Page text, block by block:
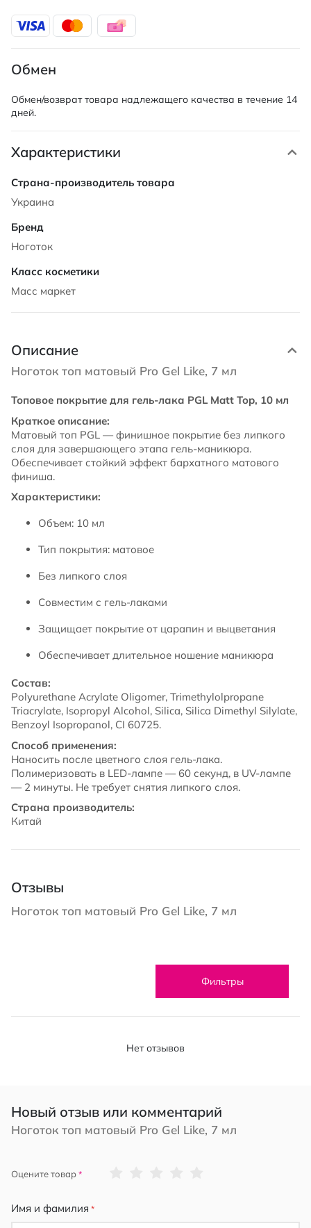
Обмен
Обмен/возврат товара надлежащего качества в течение 14
дней.
Характеристики
Характеристики
Украина
Ноготок
Масс маркет
Описание
Ноготок топ матовый Pro Gel Like, 7 мл
Топовое покрытие для гель-лака PGL Matt Top, 10 мл
Краткое описание:
Матовый топ PGL — финишное покрытие без липкого
слоя для завершающего этапа гель-маникюра.
Обеспечивает стойкий эффект бархатного матового
финиша.
Характеристики:
Объем: 10 мл
Тип покрытия: матовое
Без липкого слоя
Совместим с гель-лаками
Защищает покрытие от царапин и выцветания
Обеспечивает длительное ношение маникюра
Состав:
Polyurethane Acrylate Oligomer, Trimethylolpropane
Triacrylate, Isopropyl Alcohol, Silica, Silica Dimethyl Silylate,
Benzoyl Isopropanol, CI 60725.
Способ применения:
Наносить после цветного слоя гель-лака.
Полимеризовать в LED-лампе — 60 секунд, в UV-лампе
— 2 минуты. Не требует снятия липкого слоя.
Страна производитель:
Китай
Отзывы
Ноготок топ матовый Pro Gel Like, 7 мл
Фильтры
Нет отзывов
Новый отзыв или комментарий
Ноготок топ матовый Pro Gel Like, 7 мл
Оцените товар
Имя и фамилия